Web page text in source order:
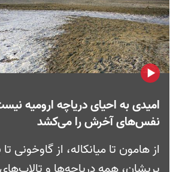
امیدی به احیای دریاچه ارومیه
نفس‌های آخرش را می‌کشد
از هامون تا میانکاله، از گاوخونی